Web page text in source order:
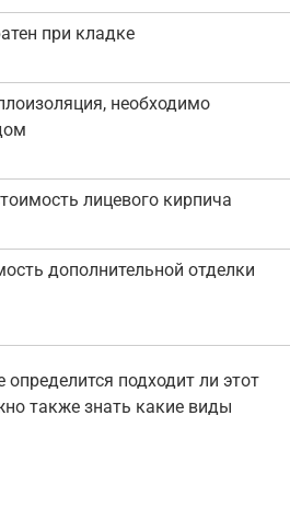
при кладке
необходимо
лицевого кирпича
дополнительной отделки
подходит ли этот
также знать какие виды